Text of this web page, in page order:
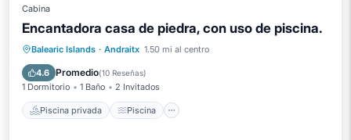
Cabina
Encantadora casa de piedra, con uso de piscina.
Balearic Islands · Andraitx 1.50 mi al centro
4.6 Promedio(10 Reseñas)
1 Dormitorio 1 Baño 2 Invitados
Piscina privada Piscina
Piscina privada
Piscina
Balcón/Terraza